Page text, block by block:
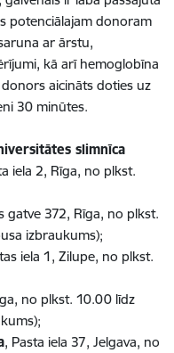
potenciālajam donoram
ar ārstu,
kā arī hemoglobīna
aicināts doties uz
30 minūtes.
slimnīca
iela 2, Rīga, no plkst.
gatve 372, Rīga, no plkst.
izbraukums);
iela 1, Zilupe, no plkst.
no plkst. 10.00 līdz
, Pasta iela 37, Jelgava, no